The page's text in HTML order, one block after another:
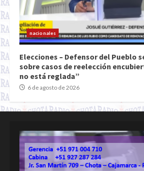
nacionales
Elecciones – Defensor del Pueblo
sobre casos de reelección
no está reglada”
6 de agosto de 2026